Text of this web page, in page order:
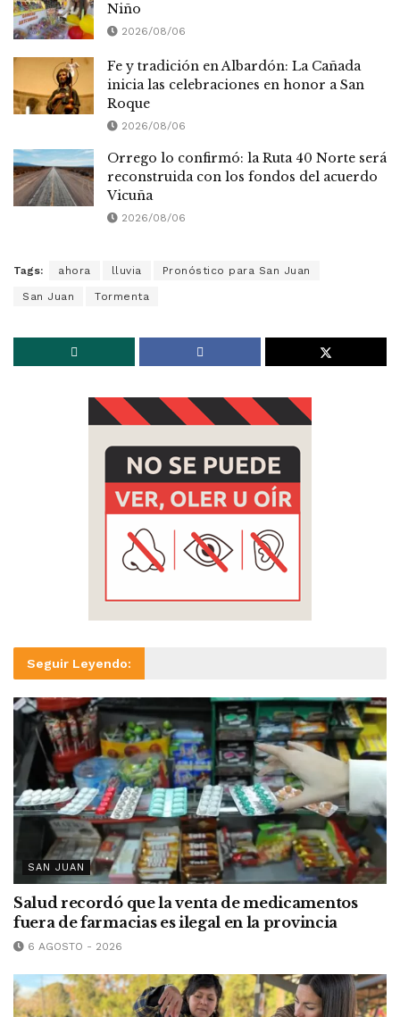
Niño
2026/08/06
Fe y tradición en Albardón: La Cañada
inicia las celebraciones en honor a San
Roque
2026/08/06
Orrego lo confirmó: la Ruta 40 Norte será
reconstruida con los fondos del acuerdo
Vicuña
2026/08/06
Tags: ahora lluvia Pronóstico para San Juan
San Juan Tormenta
Seguir Leyendo:
SAN JUAN
Salud recordó que la venta de medicamentos
fuera de farmacias es ilegal en la provincia
6 AGOSTO - 2026